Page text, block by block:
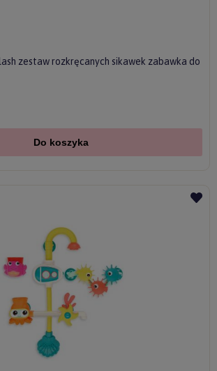
zestaw rozkręcanych sikawek zabawka do
Do koszyka